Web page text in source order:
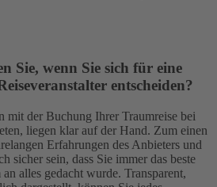
Sie, wenn Sie sich für eine
entscheiden?
mit der Buchung Ihrer Traumreise bei
liegen klar auf der Hand. Zum einen
Erfahrungen des Anbieters und
sicher sein, dass Sie immer das beste
alles gedacht wurde. Transparent,